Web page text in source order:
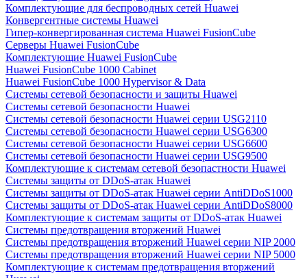
Комплектующие для беспроводных сетей Huawei
Конвергентные системы Huawei
Гипер-конвергированная система Huawei FusionCube
Серверы Huawei FusionCube
Комплектующие Huawei FusionCube
Huawei FusionCube 1000 Cabinet
Huawei FusionCube 1000 Hypervisor & Data
Системы сетевой безопасности и защиты Huawei
Системы сетевой безопасности Huawei
Системы сетевой безопасности Huawei серии USG2110
Системы сетевой безопасности Huawei серии USG6300
Системы сетевой безопасности Huawei серии USG6600
Системы сетевой безопасности Huawei серии USG9500
Комплектующие к системам сетевой безопастности Huawei
Системы защиты от DDoS-атак Huawei
Системы защиты от DDoS-атак Huawei серии AntiDDoS1000
Системы защиты от DDoS-атак Huawei серии AntiDDoS8000
Комплектующие к системам защиты от DDoS-атак Huawei
Системы предотвращения вторжений Huawei
Системы предотвращения вторжений Huawei серии NIP 2000
Системы предотвращения вторжений Huawei серии NIP 5000
Комплектующие к системам предотвращения вторжений